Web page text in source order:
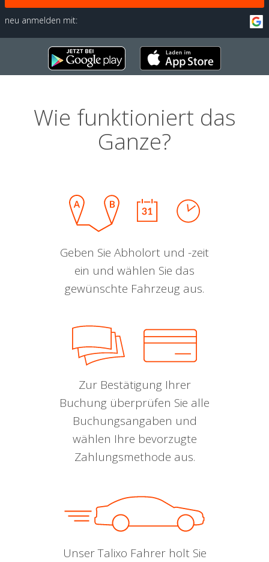
neu anmelden mit:
Wie funktioniert das
Ganze?
Geben Sie Abholort und -zeit
ein und wählen Sie das
gewünschte Fahrzeug aus.
Zur Bestätigung Ihrer
Buchung überprüfen Sie alle
Buchungsangaben und
wählen Ihre bevorzugte
Zahlungsmethode aus.
Unser Talixo Fahrer holt Sie